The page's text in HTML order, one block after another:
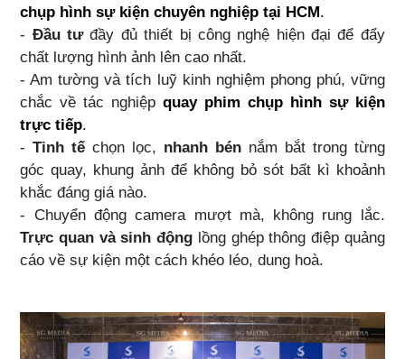
chụp hình sự kiện chuyên nghiệp tại HCM .
- Đầu tưđầy đủ thiết bị công nghệ hiện đại để đẩy
chất lượng hình ảnh lên cao nhất.
- Am tường và tích luỹ kinh nghiệm phong phú, vững
chắc về tác nghiệp quay phim chụp hình sự kiện
trực tiếp.
-Tinh tế chọn lọc, nhanh bénnắm bắt trong từng
góc quay, khung ảnh để không bỏ sót bất kì khoảnh
khắc đáng giá nào.
- Chuyển động camera mượt mà, không rung lắc.
Trực quan và sinh động lồng ghép thông điệp quảng
cáo về sự kiện một cách khéo léo, dung hoà.